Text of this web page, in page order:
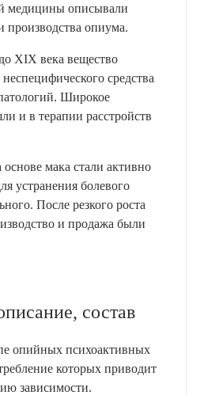
медицины описывали
производства опиума.
XIX века вещество
средства
Широкое
и в терапии расстройств
мака стали активно
устранения болевого
После резкого роста
и продажа были
состав
опийных психоактивных
которых приводит
зависимости.